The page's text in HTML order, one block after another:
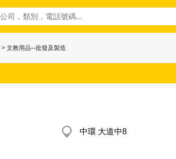
> 文教用品─批發及製造
中環 大道中8